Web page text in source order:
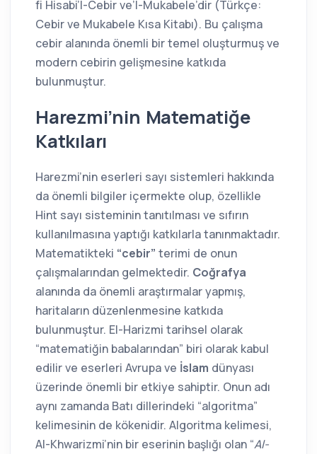
fi Hisabi’l-Cebir ve’l-Mukabele’dir (Türkçe:
Cebir ve Mukabele Kısa Kitabı). Bu çalışma
cebir alanında önemli bir temel oluşturmuş ve
modern cebirin gelişmesine katkıda
bulunmuştur.
Harezmi’nin Matematiğe
Katkıları
Harezmi’nin eserleri sayı sistemleri hakkında
da önemli bilgiler içermekte olup, özellikle
Hint sayı sisteminin tanıtılması ve sıfırın
kullanılmasına yaptığı katkılarla tanınmaktadır.
Matematikteki “cebir” terimi de onun
çalışmalarından gelmektedir. Coğrafya
alanında da önemli araştırmalar yapmış,
haritaların düzenlenmesine katkıda
bulunmuştur. El-Harizmi tarihsel olarak
“matematiğin babalarından” biri olarak kabul
edilir ve eserleri Avrupa ve İslam dünyası
üzerinde önemli bir etkiye sahiptir. Onun adı
aynı zamanda Batı dillerindeki “algoritma”
kelimesinin de kökenidir. Algoritma kelimesi,
Al-Khwarizmi’nin bir eserinin başlığı olan “Al-